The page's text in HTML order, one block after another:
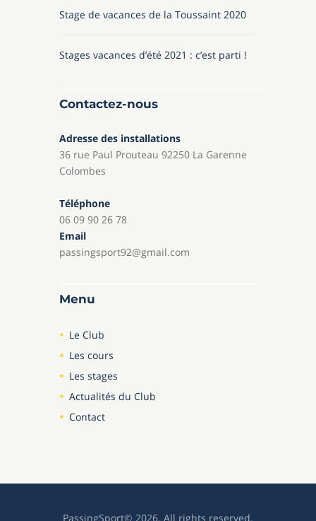
Stage de vacances de la Toussaint 2020
Stages vacances d’été 2021 : c’est parti !
Contactez-nous
Adresse des installations
36 rue Paul Prouteau 92250 La Garenne
Colombes
Téléphone
06 09 90 26 78
Email
passingsport92@gmail.com
Menu
Le Club
Les cours
Les stages
Actualités du Club
Contact
PassingSport© 2026. All rights reserved.